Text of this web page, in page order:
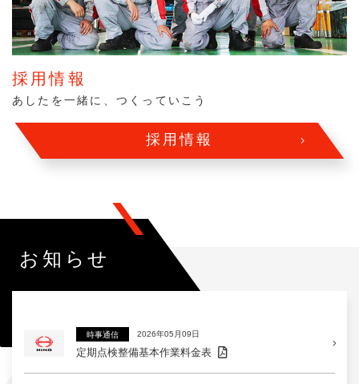
採用情報
あしたを一緒に、つくっていこう
採用情報
お知らせ
時事通信 2026年05月09日
定期点検整備基本作業料金表